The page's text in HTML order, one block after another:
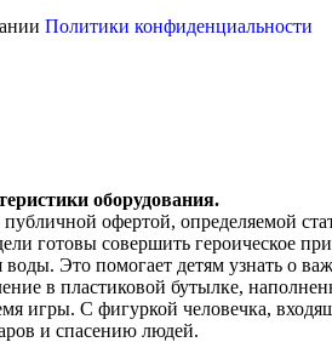
Политики конфиденциальности
оборудования.
офертой, определяемой
готовы совершить героическое
Это помогает детям узнать о
в пластиковой бутылке,
игры. С фигуркой человечка,
и спасению людей.